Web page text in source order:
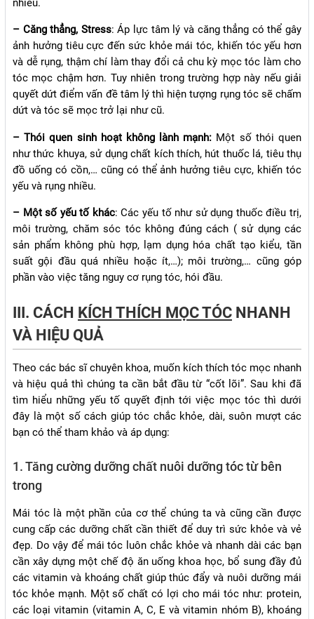
nhiều.
– Căng thẳng, Stress: Áp lực tâm lý và căng thẳng có thể gây
ảnh hưởng tiêu cực đến sức khỏe mái tóc, khiến tóc yếu hơn
và dễ rụng, thậm chí làm thay đổi cả chu kỳ mọc tóc làm cho
tóc mọc chậm hơn. Tuy nhiên trong trường hợp này nếu giải
quyết dứt điểm vấn đề tâm lý thì hiện tượng rụng tóc sẽ chấm
dứt và tóc sẽ mọc trở lại như cũ.
– Thói quen sinh hoạt không lành mạnh: Một số thói quen
như thức khuya, sử dụng chất kích thích, hút thuốc lá, tiêu thụ
đồ uống có cồn,… cũng có thể ảnh hưởng tiêu cực, khiến tóc
yếu và rụng nhiều.
– Một số yếu tố khác: Các yếu tố như sử dụng thuốc điều trị,
môi trường, chăm sóc tóc không đúng cách ( sử dụng các
sản phẩm không phù hợp, lạm dụng hóa chất tạo kiểu, tần
suất gội đầu quá nhiều hoặc ít,…); môi trường,… cũng góp
phần vào việc tăng nguy cơ rụng tóc, hói đầu.
III. CÁCH KÍCH THÍCH MỌC TÓC NHANH
VÀ HIỆU QUẢ
Theo các bác sĩ chuyên khoa, muốn kích thích tóc mọc nhanh
và hiệu quả thì chúng ta cần bắt đầu từ “cốt lõi”. Sau khi đã
tìm hiểu những yếu tố quyết định tới việc mọc tóc thì dưới
đây là một số cách giúp tóc chắc khỏe, dài, suôn mượt các
bạn có thể tham khảo và áp dụng:
1. Tăng cường dưỡng chất nuôi dưỡng tóc từ bên
trong
Mái tóc là một phần của cơ thể chúng ta và cũng cần được
cung cấp các dưỡng chất cần thiết để duy trì sức khỏe và vẻ
đẹp. Do vậy để mái tóc luôn chắc khỏe và nhanh dài các bạn
cần xây dựng một chế độ ăn uống khoa học, bổ sung đầy đủ
các vitamin và khoáng chất giúp thúc đẩy và nuôi dưỡng mái
tóc khỏe mạnh. Một số chất có lợi cho mái tóc như: protein,
các loại vitamin (vitamin A, C, E và vitamin nhóm B), khoáng